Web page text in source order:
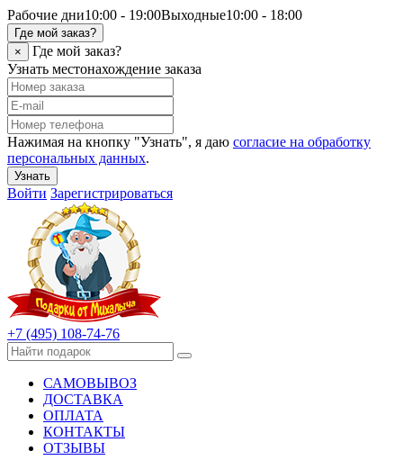
Рабочие дни10:00 - 19:00Выходные10:00 - 18:00
Где мой заказ?
×
Где мой заказ?
Узнать местонахождение заказа
Нажимая на кнопку "Узнать", я даю согласие на обработку
персональных данных.
Узнать
Войти Зарегистрироваться
+7 (495) 108-74-76
САМОВЫВОЗ
ДОСТАВКА
ОПЛАТА
КОНТАКТЫ
ОТЗЫВЫ